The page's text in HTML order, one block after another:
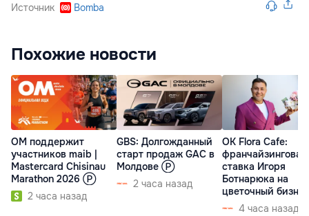
Источник Bomba
Похожие новости
ОМ поддержит
участников maib |
Mastercard Chisinau
Marathon 2026 Ⓟ
2 часа назад
GBS: Долгожданный
старт продаж GAC в
Молдове Ⓟ
2 часа назад
OK Flora Cafe:
франчайзинговая
ставка Игоря
Ботнарюка на
цветочный
4 часа назад